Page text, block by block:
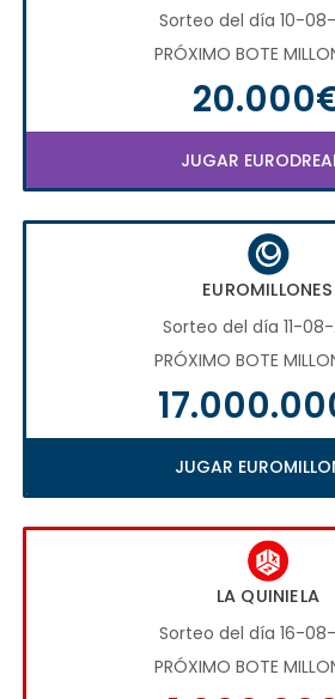
Sorteo del día 10-
PRÓXIMO BOTE
JUGAR
EUROMILLONES
Sorteo del día 11-
PRÓXIMO BOTE
JUGAR
LA QUINIELA
Sorteo del día 16-
PRÓXIMO BOTE